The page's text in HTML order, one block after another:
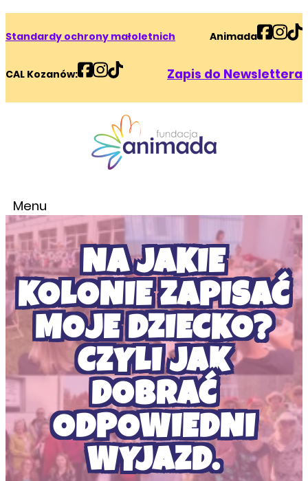
Standardy ochrony małoletnich Animada
CAL Kozanów: Zapis do Newslettera
Menu
NA JAKIE
KOLONIE ZAPISAĆ
MOJE DZIECKO?
CZYLI JAK
DOBRAĆ
ODPOWIEDNI
WYJAZD.